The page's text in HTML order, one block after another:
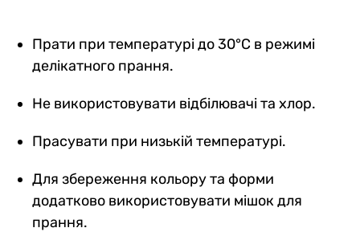
Прати при температурі до 30°C в режимі
делікатного прання.
Не використовувати відбілювачі та хлор.
Прасувати при низькій температурі.
Для збереження кольору та форми
додатково використовувати мішок для
прання.